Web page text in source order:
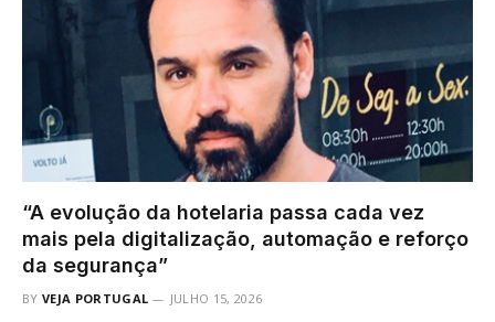
“A evolução da hotelaria passa cada vez
mais pela digitalização, automação e reforço
da segurança”
BY VEJA PORTUGAL JULHO 15, 2026